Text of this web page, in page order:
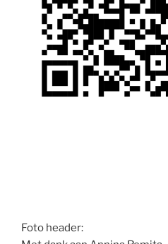
Foto header: